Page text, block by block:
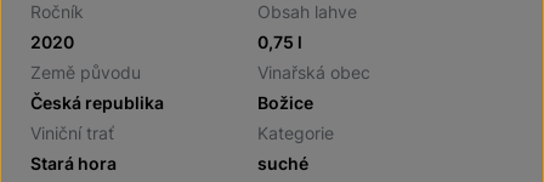
Ročník
2020
Obsah lahve
0,75 l
Země původu
Česká republika
Vinařská obec
Božice
Viniční trať
Stará hora
Kategorie
suché